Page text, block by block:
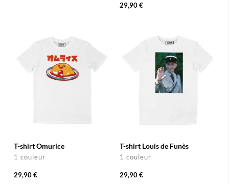
29,90 €
T-shirt Omurice
1 couleur
29,90 €
T-shirt Louis de Funès
1 couleur
29,90 €